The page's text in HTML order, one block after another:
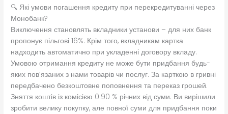
🔍 Які умови погашення кредиту при перекредитуванні через
Монобанк?
Виключення становлять вкладники установи – для них банк
пропонує пільгові 16%. Крім того, вкладникам картка
надходить автоматично при укладенні договору вкладу.
Умовою отримання кредиту не може бути придбання будь-
яких пов’язаних з нами товарів чи послуг. За карткою в гривні
передбачено безкоштовне поповнення та переказ грошей.
Зняття коштів із комісією 0.90 % річних від суми. Ви вирішили
зробити велику покупку, але повної суми для придбання поки